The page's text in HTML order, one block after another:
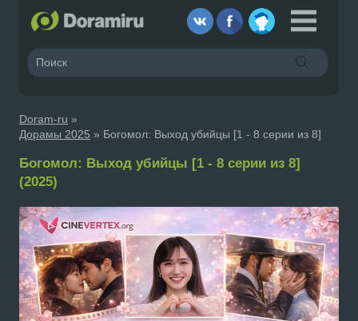
Doram-ru »
Дорамы 2025 » Богомол: Выход убийцы [1 - 8 серии из 8]
Богомол: Выход убийцы [1 - 8 серии из 8]
(2025)